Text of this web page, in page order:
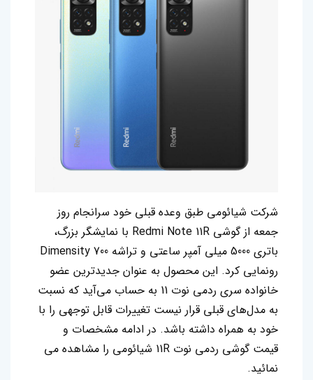
شرکت شیائومی طبق وعده قبلی خود سرانجام روز
جمعه از گوشی Redmi Note 11R با نمایشگر بزرگ،
باتری 5000 میلی آمپر ساعتی و تراشه Dimensity 700
رونمایی کرد. این محصول به عنوان جدیدترین عضو
خانواده سری ردمی نوت 11 به حساب می‌آید که نسبت
به مدل‌های قبلی قرار نیست تغییرات قابل توجهی را با
خود به همراه داشته باشد. در ادامه مشخصات و
قیمت گوشی ردمی نوت 11R شیائومی را مشاهده می
نمائید.